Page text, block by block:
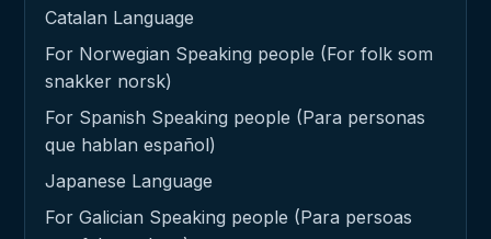
Catalan Language
For Norwegian Speaking people (For folk som
snakker norsk)
For Spanish Speaking people (Para personas
que hablan español)
Japanese Language
For Galician Speaking people (Para persoas